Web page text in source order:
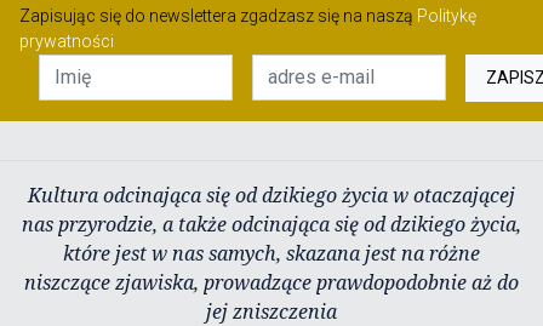
Zapisując się do newslettera zgadzasz się na naszą Politykę
prywatności
Kultura odcinająca się od dzikiego życia w otaczającej
nas przyrodzie, a także odcinająca się od dzikiego życia,
które jest w nas samych, skazana jest na różne
niszczące zjawiska, prowadzące prawdopodobnie aż do
jej zniszczenia